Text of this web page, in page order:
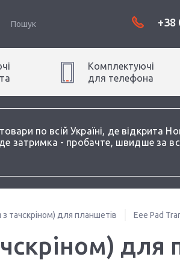
по всій Україні, де
затримка - пробачте, швидше за
+38
а
Комплектуючі
для телефона
тачскріном) для планшетів Eee Pad
для